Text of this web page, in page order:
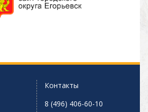
Контакты
8 (496) 406-60-10